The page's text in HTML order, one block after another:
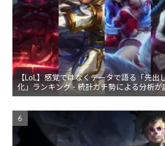
【LoL】感覚ではなくデータで語る「先出
化」ランキング - 統計ガチ勢による分析が